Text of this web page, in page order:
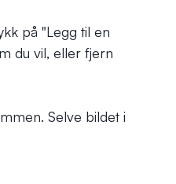
på "Legg til en
du vil, eller fjern
Selve bildet i